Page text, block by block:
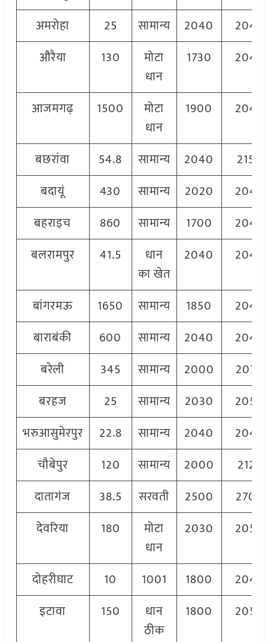
अमरोहा
25 सामान्य 2040
2040
औरैया
130
मोटा
धान
1730 2040
आजमगढ़ 1500
मोटा
धान
1900 2040
बछरांवा 54.8 सामान्य 2040
2150
बदायूं
430 सामान्य 2020
2040
बहराइच
860 सामान्य 1700
2040
बलरामपुर
41.5
धान
का खेत
2040 2040
बांगरमऊ 1650 सामान्य 1850
2040
बाराबंकी
600 सामान्य 2040
2040
बरेली
345 सामान्य 2000
2075
बरहज
25 सामान्य 2030
2050
भरुआसुमेरपुर
22.8 सामान्य 2040
2040
चौबेपुर
120 सामान्य 2000
2125
दातागंज
38.5 सरवती 2500
2700
देवरिया
180
मोटा
धान
2030 2050
दोहरीघाट 10 1001 1800
2040
इटावा
150
धान
ठीक
1800 2050